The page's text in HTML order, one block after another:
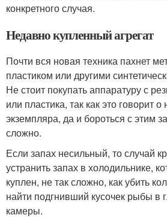
конкретного случая.
Недавно купленный агрегат
Почти вся новая техника пахнет
пластиком или другими
Не стоит покупать аппаратуру с
или пластика, так как это говорит о
экземпляра, да и бороться с этим
сложно.
Если запах несильный, то случай
устранить запах в холодильнике,
куплен, не так сложно, как убить
найти подгнивший кусочек рыбы в
камеры.